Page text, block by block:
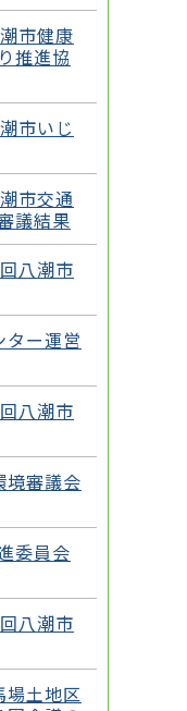
市健康
推進協
市いじ
市交通
議結果
八潮市
ー運営
八潮市
境審議会
委員会
八潮市
場土地区